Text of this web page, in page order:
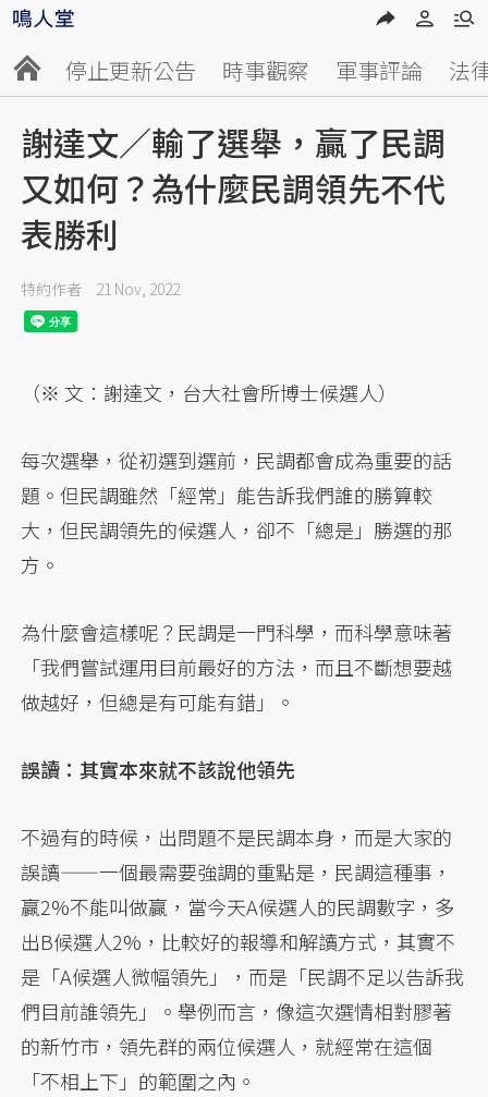
停止更新公告 時事觀察 軍事評論 法
謝達文／輸了選舉，贏了民調
又如何？為什麼民調領先不代
表勝利
特約作者 21 Nov, 2022
（※ 文：謝達文，台大社會所博士候選人）
每次選舉，從初選到選前，民調都會成為重要的話
題。但民調雖然「經常」能告訴我們誰的勝算較
大，但民調領先的候選人，卻不「總是」勝選的那
方。
為什麼會這樣呢？民調是一門科學，而科學意味著
「我們嘗試運用目前最好的方法，而且不斷想要越
做越好，但總是有可能有錯」。
誤讀：其實本來就不該說他領先
不過有的時候，出問題不是民調本身，而是大家的
誤讀——一個最需要強調的重點是，民調這種事，
贏2%不能叫做贏，當今天A候選人的民調數字，多
出B候選人2%，比較好的報導和解讀方式，其實不
是「A候選人微幅領先」，而是「民調不足以告訴我
們目前誰領先」。舉例而言，像這次選情相對膠著
的新竹市，領先群的兩位候選人，就經常在這個
「不相上下」的範圍之內。